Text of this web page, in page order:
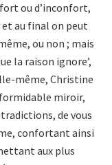
ou d’inconfort,
au final on peut
ou non ; mais
la raison ignore’,
même, Christine
miroir,
de vous
confortant ainsi
aux plus